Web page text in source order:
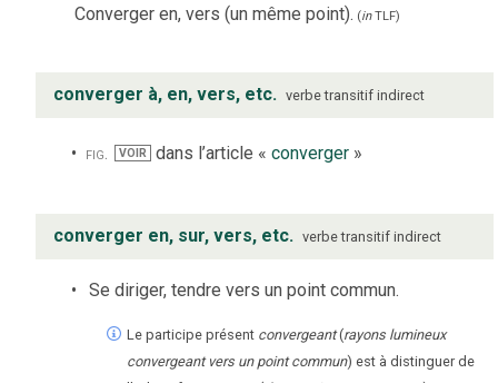
Converger en, vers (un même point). (inTLF)
converger à, en, vers, etc. verbe transitif indirect
fig. VOIR dans l’article « converger»
converger en, sur, vers, etc. verbe transitif indirect
Se diriger, tendre vers un point commun.
Le participe présent convergeant (rayons lumineux
convergeant vers un point commun) est à distinguer de